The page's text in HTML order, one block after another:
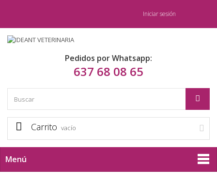
Iniciar sesión
Pedidos por Whatsapp:
637 68 08 65
Carrito vacío
Menú